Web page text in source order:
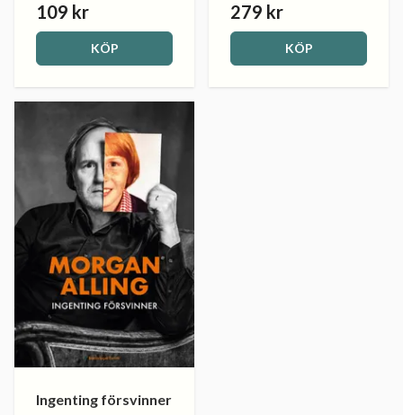
109 kr
KÖP
279 kr
KÖP
Ingenting försvinner